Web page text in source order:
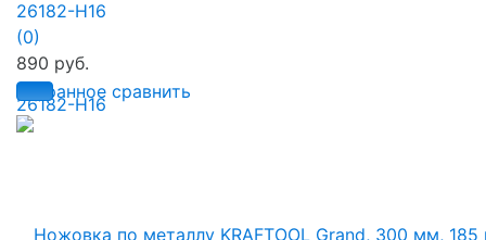
избранное сравнить
26182-H16
(0)
890 руб.